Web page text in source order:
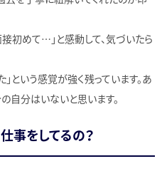
初めて…」と感動して、気づいたら
という感覚が強く残っています。あ
自分はいないと思います。
事をしてるの？